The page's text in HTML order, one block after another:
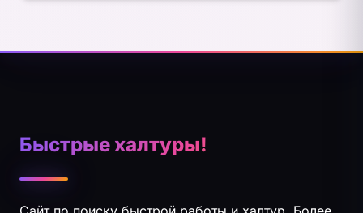
Быстрые халтуры!